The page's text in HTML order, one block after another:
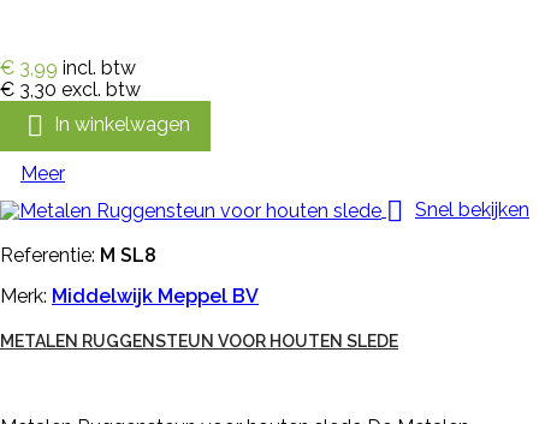
€ 3,99 incl. btw
€ 3,30 excl. btw
 In winkelwagen
Meer

Snel bekijken
Referentie: M SL8
Merk: Middelwijk Meppel BV
METALEN RUGGENSTEUN VOOR HOUTEN SLEDE